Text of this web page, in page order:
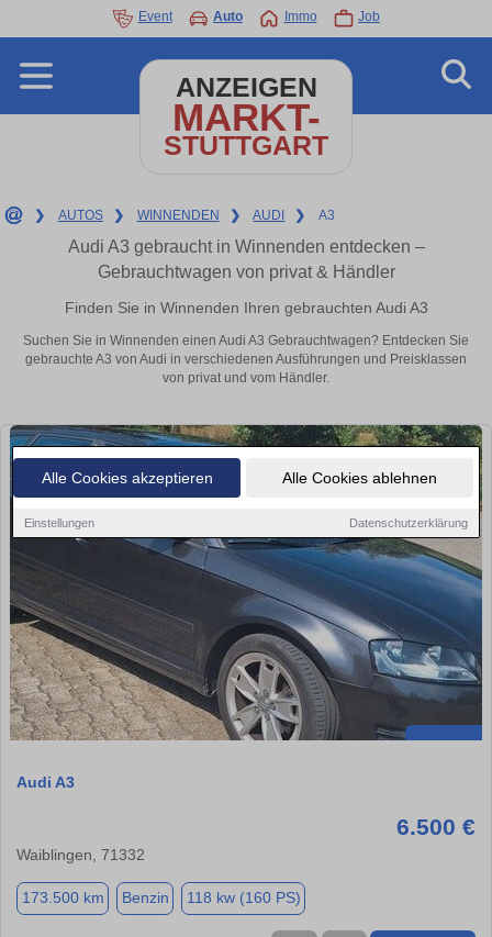
Alle Cookies akzeptieren Alle Cookies ablehnen
Einstellungen Datenschutzerklärung
Event Auto Immo Job
ANZEIGEN
MARKT-
STUTTGART
❯ AUTOS ❯ WINNENDEN ❯ AUDI ❯ A3
Audi A3 gebraucht in Winnenden entdecken –
Gebrauchtwagen von privat & Händler
Finden Sie in Winnenden Ihren gebrauchten Audi A3
Suchen Sie in Winnenden einen Audi A3 Gebrauchtwagen? Entdecken Sie
gebrauchte A3 von Audi in verschiedenen Ausführungen und Preisklassen
von privat und vom Händler.
Audi A3
6.500 €
Waiblingen, 71332
173.500 km Benzin 118 kw (160 PS)